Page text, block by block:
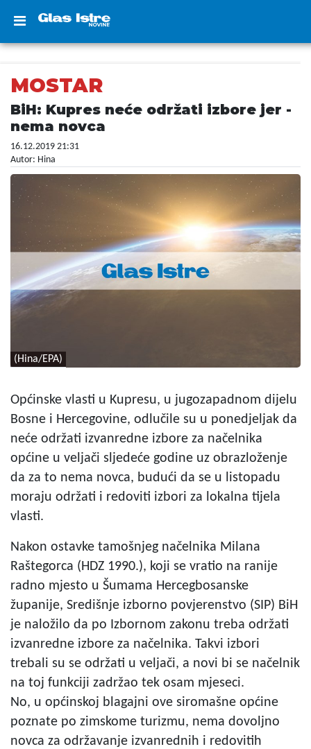
MOSTAR
BiH: Kupres neće održati izbore jer -
nema novca
16.12.2019 21:31
Autor: Hina
(Hina/EPA)
Općinske vlasti u Kupresu, u jugozapadnom dijelu
Bosne i Hercegovine, odlučile su u ponedjeljak da
neće održati izvanredne izbore za načelnika
općine u veljači sljedeće godine uz obrazloženje
da za to nema novca, budući da se u listopadu
moraju održati i redoviti izbori za lokalna tijela
vlasti.
Nakon ostavke tamošnjeg načelnika Milana
Raštegorca (HDZ 1990.), koji se vratio na ranije
radno mjesto u Šumama Hercegbosanske
županije, Središnje izborno povjerenstvo (SIP) BiH
je naložilo da po Izbornom zakonu treba održati
izvanredne izbore za načelnika. Takvi izbori
trebali su se održati u veljači, a novi bi se načelnik
na toj funkciji zadržao tek osam mjeseci.
No, u općinskoj blagajni ove siromašne općine
poznate po zimskome turizmu, nema dovoljno
novca za održavanje izvanrednih i redovitih